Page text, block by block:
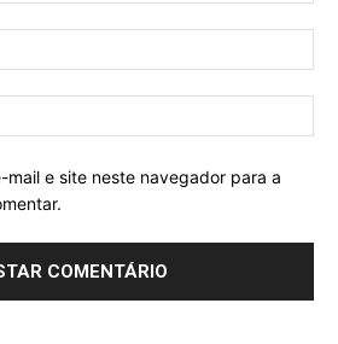
mail e site neste navegador para a